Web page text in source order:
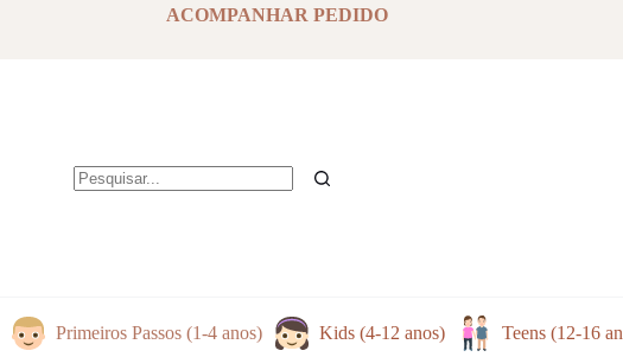
on
ACOMPANHAR PEDIDO
Primeiros Passos (1-4 anos) Kids (4-12 anos) Teens (12-16